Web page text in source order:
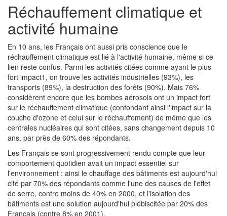
Réchauffement climatique et
activité humaine
En 10 ans, les Français ont aussi pris conscience que le
réchauffement climatique est lié à l'activité humaine, même si ce
lien reste confus. Parmi les activités citées comme ayant le plus
fort impact1, on trouve les activités industrielles (93%), les
transports (89%), la destruction des forêts (90%). Mais 76%
considèrent encore que les bombes aérosols ont un impact fort
sur le réchauffement climatique (confondant ainsi l'impact sur la
couche d'ozone et celui sur le réchauffement) de même que les
centrales nucléaires qui sont citées, sans changement depuis 10
ans, par près de 60% des répondants.
Les Français se sont progressivement rendu compte que leur
comportement quotidien avait un impact essentiel sur
l'environnement : ainsi le chauffage des bâtiments est aujourd'hui
cité par 70% des répondants comme l'une des causes de l'effet
de serre, contre moins de 40% en 2000, et l'isolation des
bâtiments est une solution aujourd'hui plébiscitée par 20% des
Français (contre 8% en 2001).